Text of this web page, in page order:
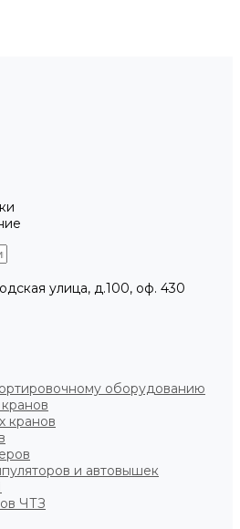
улица, д.100, оф. 430
оборудованию
кранов
и автовышек
ЧТЗ